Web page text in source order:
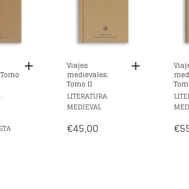
Viajes
medievales.
Tomo II
LITERATURA
MEDIEVAL
€45,00 €